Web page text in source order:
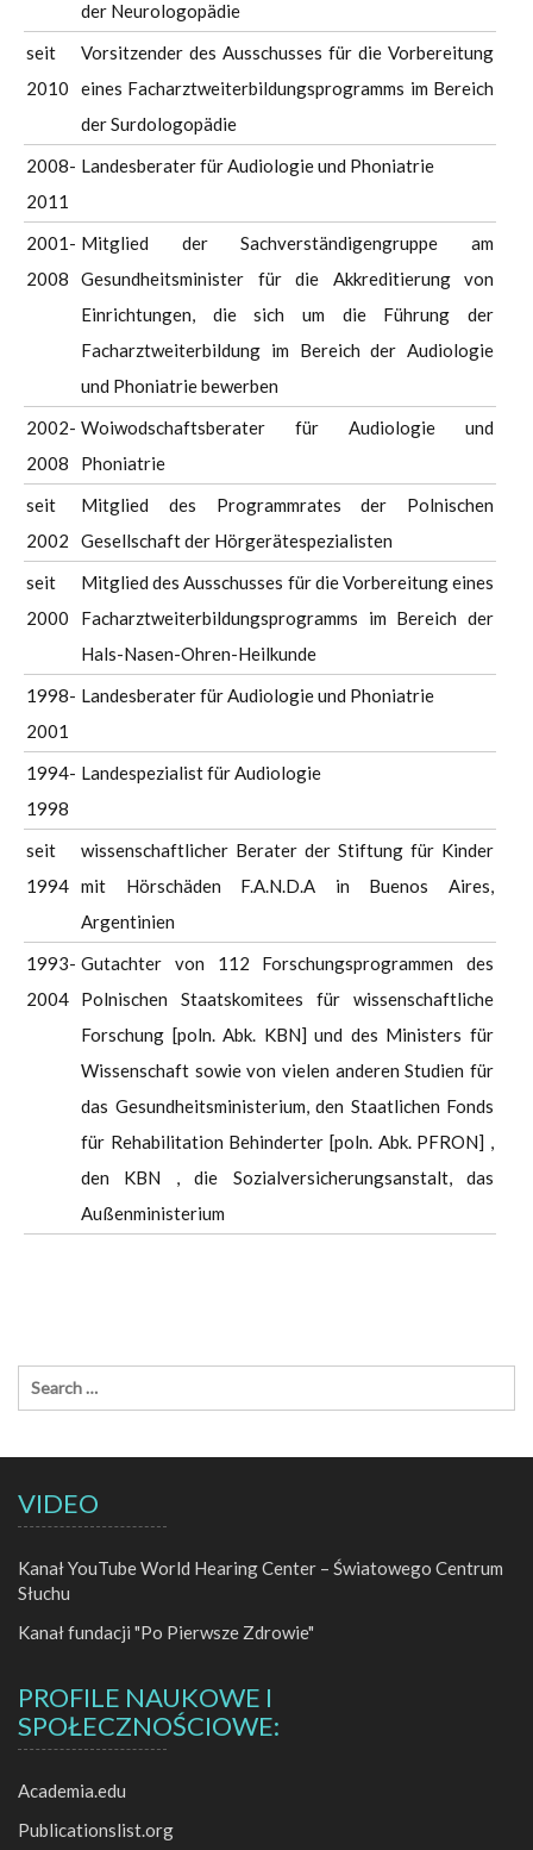
der Neurologopädie
seit
2010
Vorsitzender des Ausschusses für die Vorbereitung
eines Facharztweiterbildungsprogramms im Bereich
der Surdologopädie
2008-
2011
Landesberater für Audiologie und Phoniatrie
2001-
2008
Mitglied der Sachverständigengruppe am
Gesundheitsminister für die Akkreditierung von
Einrichtungen, die sich um die Führung der
Facharztweiterbildung im Bereich der Audiologie
und Phoniatrie bewerben
2002-
2008
Woiwodschaftsberater für Audiologie und
Phoniatrie
seit
2002
Mitglied des Programmrates der Polnischen
Gesellschaft der Hörgerätespezialisten
seit
2000
Mitglied des Ausschusses für die Vorbereitung eines
Facharztweiterbildungsprogramms im Bereich der
Hals-Nasen-Ohren-Heilkunde
1998-
2001
Landesberater für Audiologie und Phoniatrie
1994-
1998
Landespezialist für Audiologie
seit
1994
wissenschaftlicher Berater der Stiftung für Kinder
mit Hörschäden F.A.N.D.A in Buenos Aires,
Argentinien
1993-
2004
Gutachter von 112 Forschungsprogrammen des
Polnischen Staatskomitees für wissenschaftliche
Forschung [poln. Abk. KBN] und des Ministers für
Wissenschaft sowie von vielen anderen Studien für
das Gesundheitsministerium, den Staatlichen Fonds
für Rehabilitation Behinderter [poln. Abk. PFRON] ,
den KBN , die Sozialversicherungsanstalt, das
Außenministerium
VIDEO
Kanał YouTube World Hearing Center – Światowego Centrum
Słuchu
Kanał fundacji "Po Pierwsze Zdrowie"
PROFILE NAUKOWE I
SPOŁECZNOŚCIOWE:
Academia.edu
Publicationslist.org